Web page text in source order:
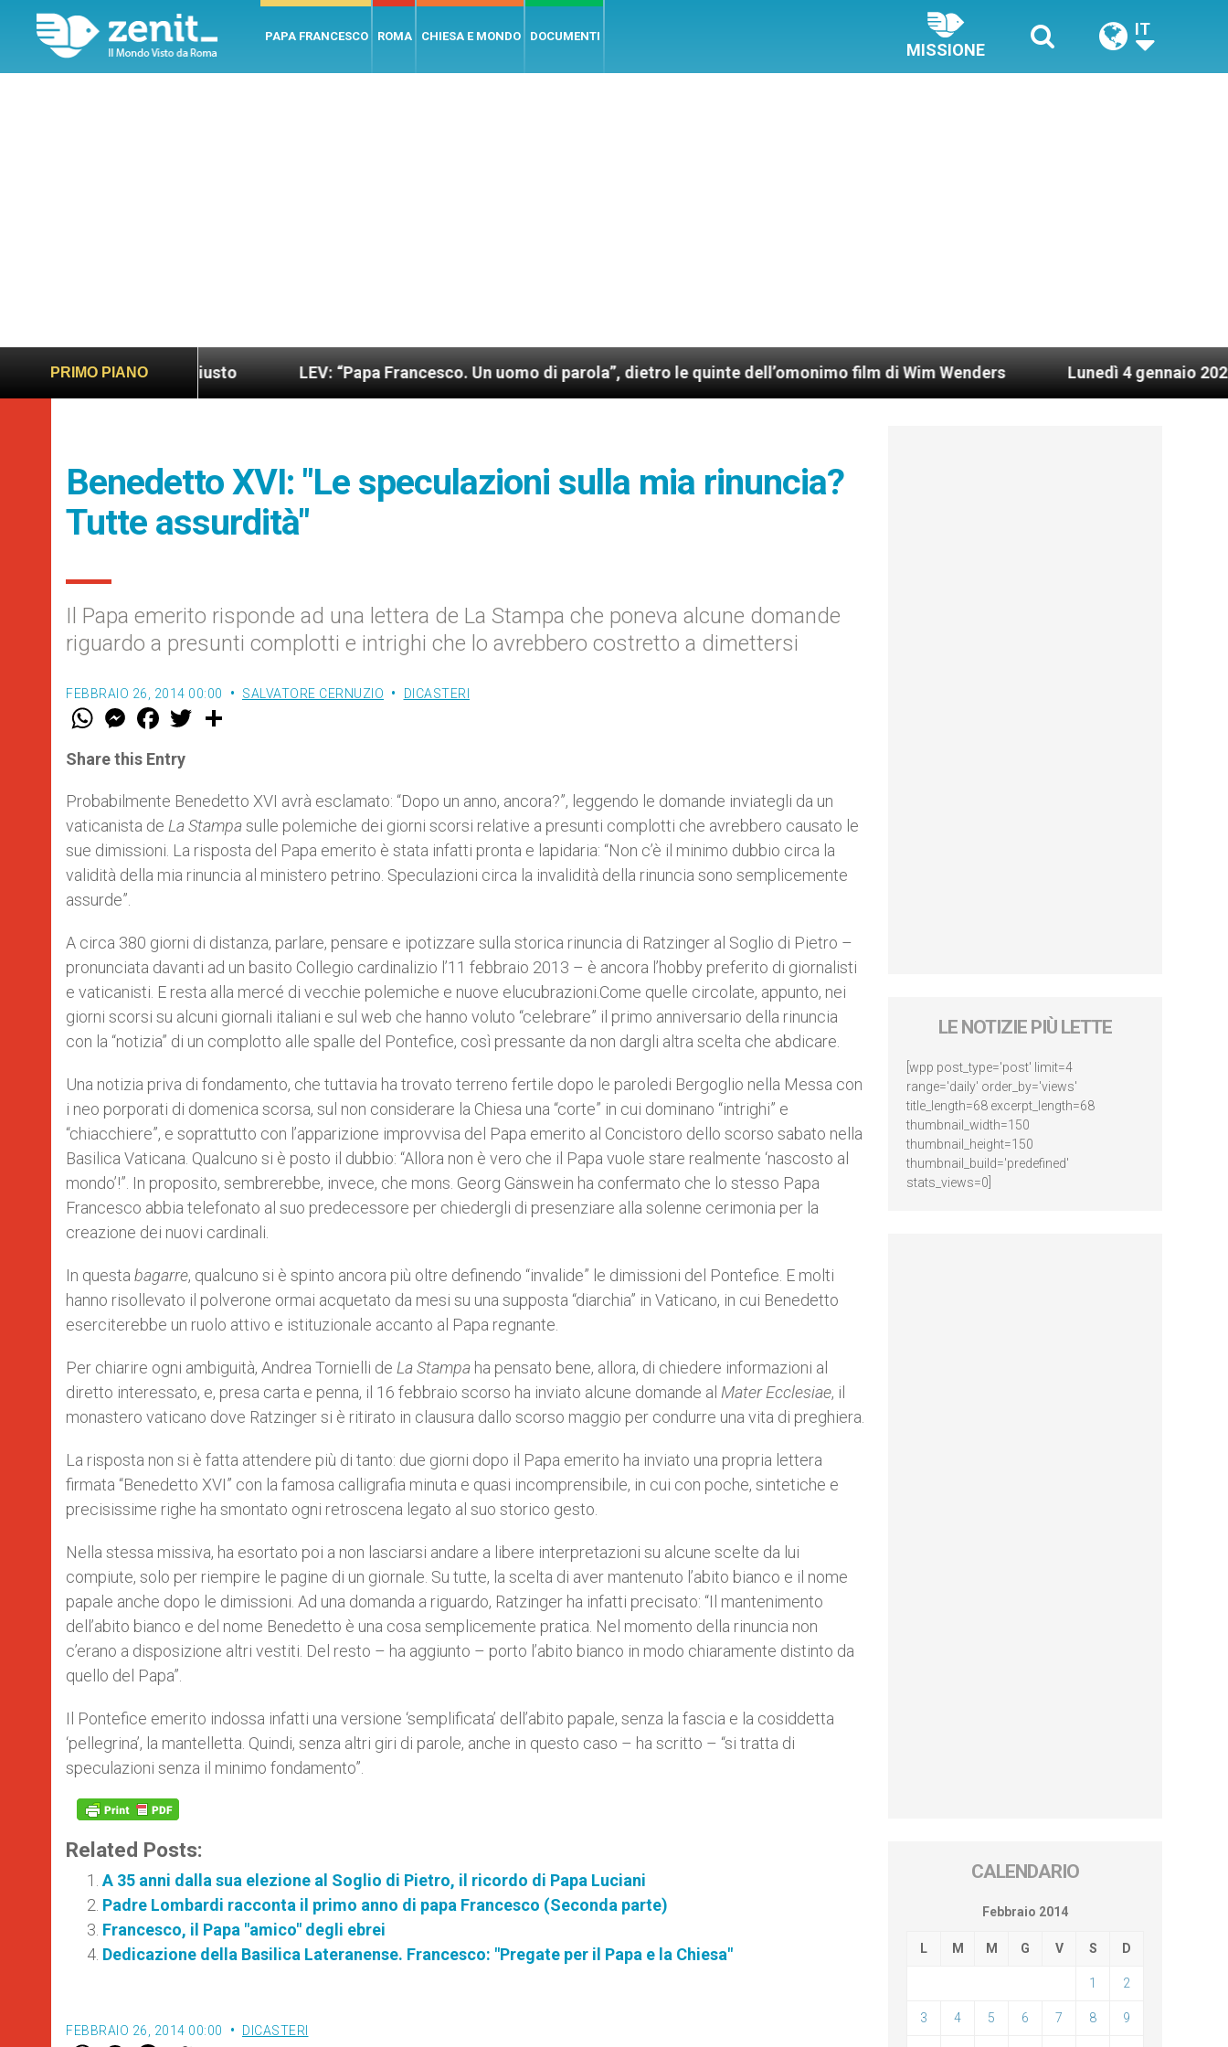
PAPA FRANCESCO ROMA CHIESA E MONDO DOCUMENTI
MISSIONE
IT
PRIMO PIANO
più sano e giusto LEV: “Papa Francesco. Un uomo di parola”, dietro le quinte dell’omonimo film di Wim Wenders Lunedì 4 gennaio 2021:
Benedetto XVI: "Le speculazioni sulla mia rinuncia?
Tutte assurdità"
Il Papa emerito risponde ad una lettera de La Stampa che poneva alcune domande
riguardo a presunti complotti e intrighi che lo avrebbero costretto a dimettersi
FEBBRAIO 26, 2014 00:00 SALVATORE CERNUZIO DICASTERI
W
t
s
p
p
M
e
s
e
g
e
r
F
a
e
b
o
k
w
r
Share this Entry
Probabilmente Benedetto XVI avrà esclamato: “Dopo un anno, ancora?”, leggendo le domande inviategli da un
vaticanista de La Stampasulle polemiche dei giorni scorsi relative a presunti complotti che avrebbero causato le
sue dimissioni. La risposta del Papa emerito è stata infatti pronta e lapidaria: “Non c’è il minimo dubbio circa la
validità della mia rinuncia al ministero petrino. Speculazioni circa la invalidità della rinuncia sono semplicemente
assurde”.
A circa 380 giorni di distanza, parlare, pensare e ipotizzare sulla storica rinuncia di Ratzinger al Soglio di Pietro –
pronunciata davanti ad un basito Collegio cardinalizio l’11 febbraio 2013 – è ancora l’hobby preferito di giornalisti
e vaticanisti. E resta alla mercé di vecchie polemiche e nuove elucubrazioni.Come quelle circolate, appunto, nei
giorni scorsi su alcuni giornali italiani e sul web che hanno voluto “celebrare” il primo anniversario della rinuncia
con la “notizia” di un complotto alle spalle del Pontefice, così pressante da non dargli altra scelta che abdicare.
Una notizia priva di fondamento, che tuttavia ha trovato terreno fertile dopo le paroledi Bergoglio nella Messa con
i neo porporati di domenica scorsa, sul non considerare la Chiesa una “corte” in cui dominano “intrighi” e
“chiacchiere”, e soprattutto con l’apparizione improvvisa del Papa emerito al Concistoro dello scorso sabato nella
Basilica Vaticana. Qualcuno si è posto il dubbio: “Allora non è vero che il Papa vuole stare realmente ‘nascosto al
mondo’!”. In proposito, sembrerebbe, invece, che mons. Georg Gänswein ha confermato che lo stesso Papa
Francesco abbia telefonato al suo predecessore per chiedergli di presenziare alla solenne cerimonia per la
creazione dei nuovi cardinali.
In questa bagarre, qualcuno si è spinto ancora più oltre definendo “invalide” le dimissioni del Pontefice. E molti
hanno risollevato il polverone ormai acquetato da mesi su una supposta “diarchia” in Vaticano, in cui Benedetto
eserciterebbe un ruolo attivo e istituzionale accanto al Papa regnante.
Per chiarire ogni ambiguità, Andrea Tornielli de La Stampa ha pensato bene, allora, di chiedere informazioni al
diretto interessato, e, presa carta e penna, il 16 febbraio scorso ha inviato alcune domande al Mater Ecclesiae, il
monastero vaticano dove Ratzinger si è ritirato in clausura dallo scorso maggio per condurre una vita di preghiera.
La risposta non si è fatta attendere più di tanto: due giorni dopo il Papa emerito ha inviato una propria lettera
firmata “Benedetto XVI” con la famosa calligrafia minuta e quasi incomprensibile, in cui con poche, sintetiche e
precisissime righe ha smontato ogni retroscena legato al suo storico gesto.
Nella stessa missiva, ha esortato poi a non lasciarsi andare a libere interpretazioni su alcune scelte da lui
compiute, solo per riempire le pagine di un giornale. Su tutte, la scelta di aver mantenuto l’abito bianco e il nome
papale anche dopo le dimissioni. Ad una domanda a riguardo, Ratzinger ha infatti precisato: “Il mantenimento
dell’abito bianco e del nome Benedetto è una cosa semplicemente pratica. Nel momento della rinuncia non
c’erano a disposizione altri vestiti. Del resto – ha aggiunto – porto l’abito bianco in modo chiaramente distinto da
quello del Papa”.
Il Pontefice emerito indossa infatti una versione ‘semplificata’ dell’abito papale, senza la fascia e la cosiddetta
‘pellegrina’, la mantelletta. Quindi, senza altri giri di parole, anche in questo caso – ha scritto – “si tratta di
speculazioni senza il minimo fondamento”.
Related Posts:
A 35 anni dalla sua elezione al Soglio di Pietro, il ricordo di Papa Luciani
Padre Lombardi racconta il primo anno di papa Francesco (Seconda parte)
Francesco, il Papa "amico" degli ebrei
Dedicazione della Basilica Lateranense. Francesco: "Pregate per il Papa e la Chiesa"
FEBBRAIO 26, 2014 00:00 DICASTERI
LE NOTIZIE PIÙ LETTE
[wpp post_type='post' limit=4
range='daily' order_by='views'
title_length=68 excerpt_length=68
thumbnail_width=150
thumbnail_height=150
thumbnail_build='predefined'
stats_views=0]
CALENDARIO
Febbraio 2014
L M M G V S D
1 2
3 4 5 6 7 8 9